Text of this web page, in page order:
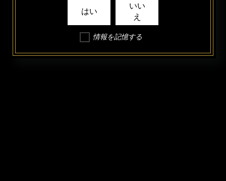
はい
いい
え
情報を記憶する